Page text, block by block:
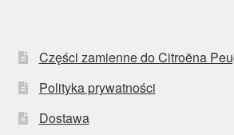
Części zamienne do Citroëna
Polityka prywatności
Dostawa